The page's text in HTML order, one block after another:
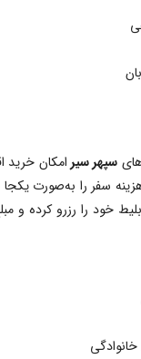
سپهر سیر امکان
سفر را به‌صورت یکجا
خود را رزرو کرده و